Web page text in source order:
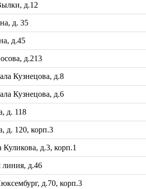
д.12
д. 35
д.45
д.213
Кузнецова, д.8
Кузнецова, д.6
д. 118
д. 120, корп.3
д.3, корп.1
д.46
д.70, корп.3